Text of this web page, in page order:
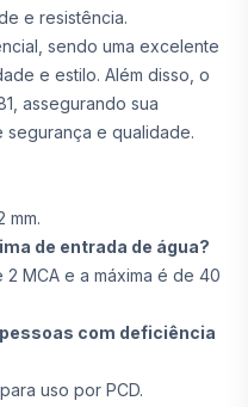
e resistência.
sendo uma excelente
e estilo. Além disso, o
assegurando sua
e qualidade.
mm.
de entrada de água?
MCA e a máxima é de 40
com deficiência
uso por PCD.